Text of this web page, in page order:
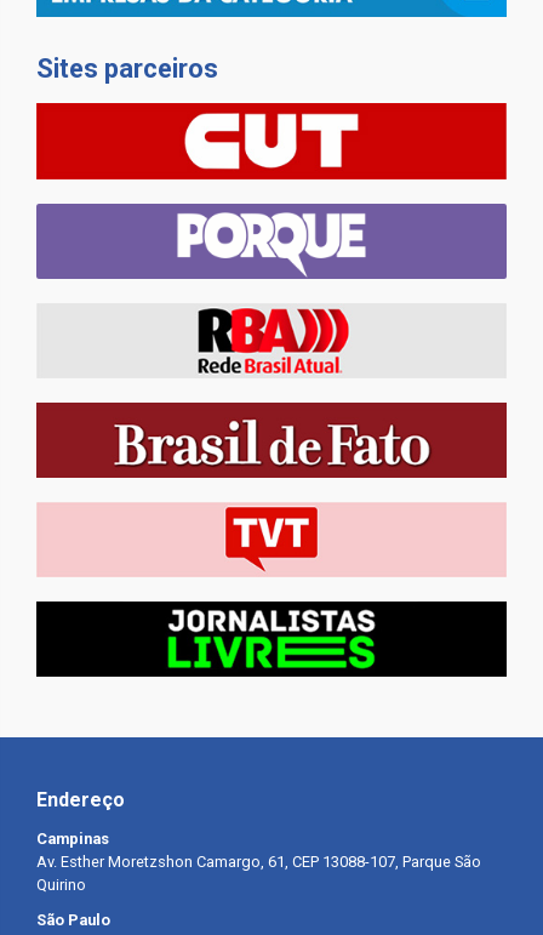
Sites parceiros
Endereço
Campinas
Av. Esther Moretzshon Camargo, 61, CEP 13088-107, Parque São
Quirino
São Paulo